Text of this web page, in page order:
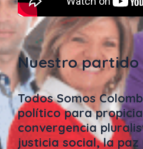
Nuestro partido
Todos Somos
político para
convergencia
justicia social, la